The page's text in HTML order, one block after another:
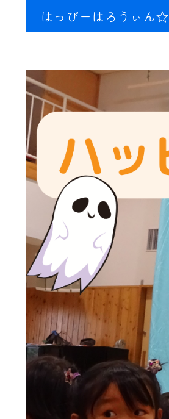
はっぴーはろうぃん☆